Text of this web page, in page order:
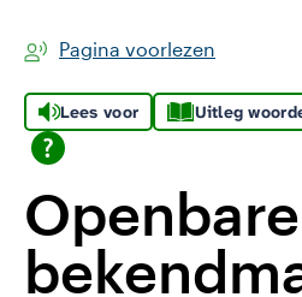
Pagina voorlezen
Lees voor Uitleg
Openbare